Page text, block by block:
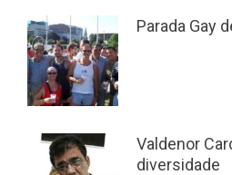
Parada Gay
Valdenor
diversidade